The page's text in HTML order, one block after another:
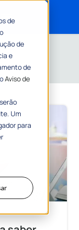
de
de
e
de
Aviso de
Um
para